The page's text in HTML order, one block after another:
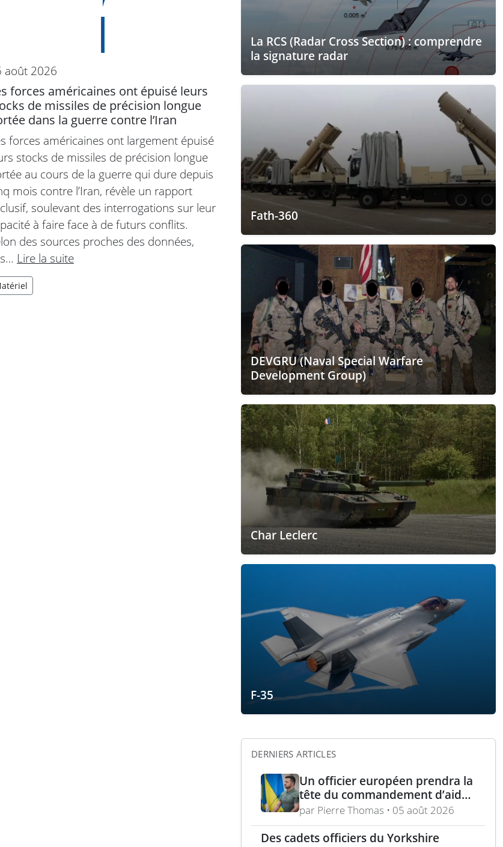
août 2026
forces américaines ont épuisé leurs
de missiles de précision longue
dans la guerre contre l’Iran
forces américaines ont largement épuisé
stocks de missiles de précision longue
au cours de la guerre qui dure depuis
mois contre l’Iran, révèle un rapport
soulevant des interrogations sur leur
à faire face à de futurs conflits.
des sources proches des données,
Lire la suite
La RCS (Radar Cross Section) : comprendre
la signature radar
Fath-360
DEVGRU (Naval Special Warfare
Development Group)
Char Leclerc
F-35
DERNIERS ARTICLES
Un officier européen prendra la
tête du commandement d’aide
militaire à l’Ukraine d’ici un an
par Pierre Thomas • 05 août 2026
Des cadets officiers du Yorkshire